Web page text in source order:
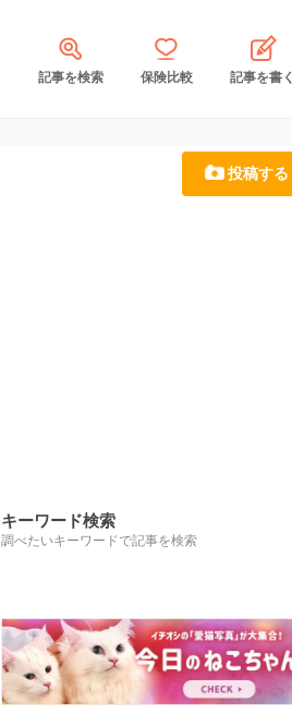
記事を検索 保険比較 記事を書く
投稿する
キーワード検索
調べたいキーワードで記事を検索